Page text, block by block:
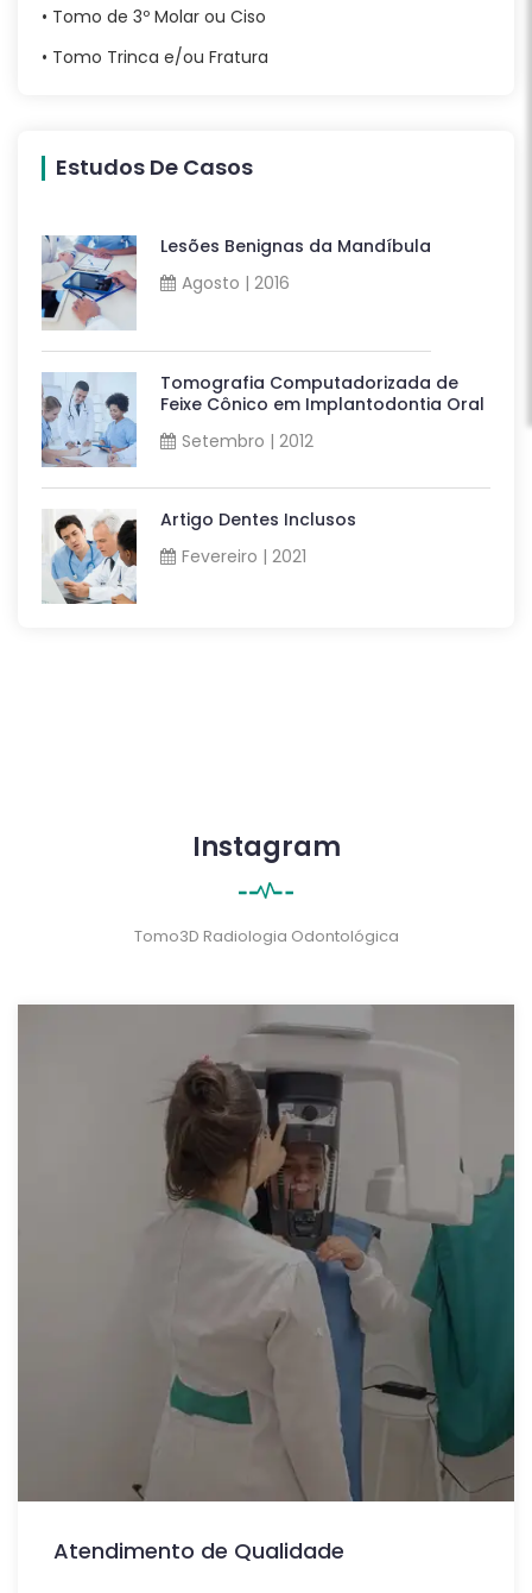
• Tomo de 3º Molar ou Ciso
• Tomo Trinca e/ou Fratura
Estudos De Casos
Lesões Benignas da Mandíbula
Agosto | 2016
Tomografia Computadorizada de
Feixe Cônico em Implantodontia Oral
Setembro | 2012
Artigo Dentes Inclusos
Fevereiro | 2021
Instagram
Tomo3D Radiologia Odontológica
Atendimento de Qualidade